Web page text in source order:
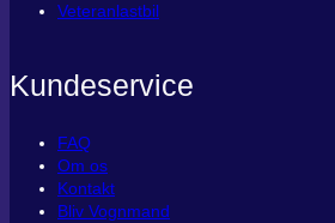
Veteranlastbil
Kundeservice
FAQ
Om os
Kontakt
Bliv Vognmand